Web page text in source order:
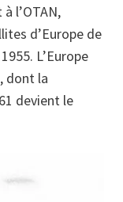
l’OTAN,
d’Europe de
L’Europe
dont la
devient le